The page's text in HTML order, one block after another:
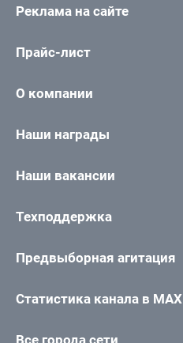
Реклама на сайте
Прайс-лист
О компании
Наши награды
Наши вакансии
Техподдержка
Предвыборная агитация
Статистика канала в MAX